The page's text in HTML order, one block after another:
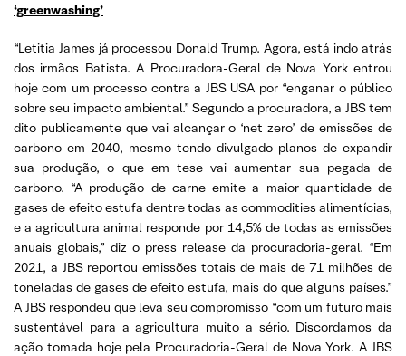
‘greenwashing’
“Letitia James já processou Donald Trump. Agora, está indo atrás
dos irmãos Batista. A Procuradora-Geral de Nova York entrou
hoje com um processo contra a JBS USA por “enganar o público
sobre seu impacto ambiental.” Segundo a procuradora, a JBS tem
dito publicamente que vai alcançar o ‘net zero’ de emissões de
carbono em 2040, mesmo tendo divulgado planos de expandir
sua produção, o que em tese vai aumentar sua pegada de
carbono. “A produção de carne emite a maior quantidade de
gases de efeito estufa dentre todas as commodities alimentícias,
e a agricultura animal responde por 14,5% de todas as emissões
anuais globais,” diz o press release da procuradoria-geral. “Em
2021, a JBS reportou emissões totais de mais de 71 milhões de
toneladas de gases de efeito estufa, mais do que alguns países.”
A JBS respondeu que leva seu compromisso “com um futuro mais
sustentável para a agricultura muito a sério. Discordamos da
ação tomada hoje pela Procuradoria-Geral de Nova York. A JBS